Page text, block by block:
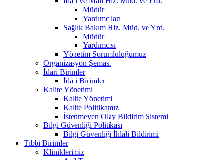
Müdür
Yardımcıları
Sağlık Bakım Hiz. Müd. ve Yrd.
Müdür
Yardımcısı
Yönetim Sorumluluğumuz
Organizasyon Şeması
İdari Birimler
İdari Birimler
Kalite Yönetimi
Kalite Yönetimi
Kalite Politikamız
İstenmeyen Olay Bildirim Sistemi
Bilgi Güvenliği Politikası
Bilgi Güvenliği İhlali Bildirimi
Tıbbi Birimler
Kliniklerimiz